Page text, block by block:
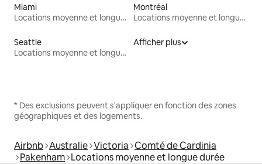
Miami
Locations moyenne et longue durée
Montréal
Locations moyenne et longue durée
Seattle
Locations moyenne et longue durée
Afficher plus
* Des exclusions peuvent s'appliquer en fonction des zones
géographiques et des logements.
Airbnb Australie Victoria Comté de Cardinia
Pakenham Locations moyenne et longue durée